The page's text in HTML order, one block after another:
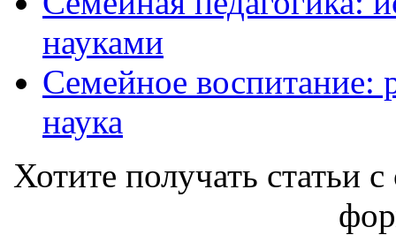
науками
Семейное воспитание:
наука
Хотите получать статьи